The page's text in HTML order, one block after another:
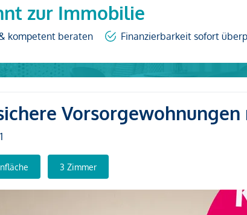
zur Immobilie
kompetent beraten Finanzierbarkeit sofort
3 Zimmer